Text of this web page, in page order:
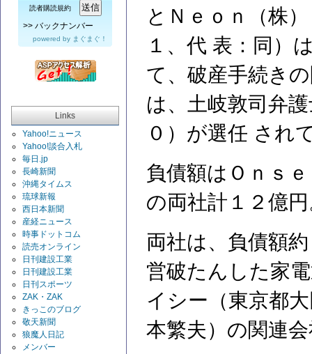
読者購読規約
>> バックナンバー
powered by まぐまぐ！
Links
Yahoo!ニュース
Yahoo!談合入札
毎日.jp
長崎新聞
沖縄タイムス
琉球新報
西日本新聞
産経ニュース
時事ドットコム
読売オンライン
日刊建設工業
日刊建設工業
日刊スポーツ
ZAK・ZAK
きっこのブログ
敬天新聞
狼魔人日記
メンバー
とＮｅｏｎ（株
１、代 表：同）
て、破産手続き
は、土岐敦司弁
０）が選任 され
負債額はＯｎｓ
の両社計１２億
両社は、負債額
営破たんした家
イシー（東京都
本繁夫）の関連